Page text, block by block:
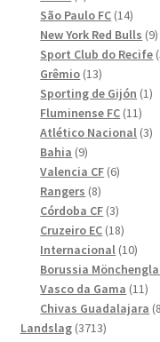
produkter
São Paulo FC 1414
New York Red Bulls 99
Sport Club do Recife
Grêmio 1313
produkter
Sporting de Gijón 11
Fluminense FC 1111
Atlético Nacional 33
Bahia 99
produkter
Valencia CF 66
Rangers 88
produkter
Córdoba CF 33
Cruzeiro EC 1818
Internacional 1010
Borussia
Vasco da Gama 1111
Chivas Guadalajara
Landslag 37133713